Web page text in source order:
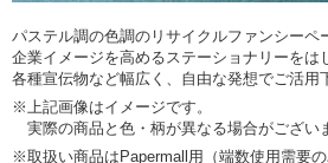
パステル調の色調のリサイクルファンシーペ
企業イメージを高めるステーショナリーをは
各種宣伝物など幅広く、自由な発想でご活用
※上記画像はイメージです。
実際の商品と色・柄が異なる場合がござい
※取扱い商品はPapermall用（端数使用需要